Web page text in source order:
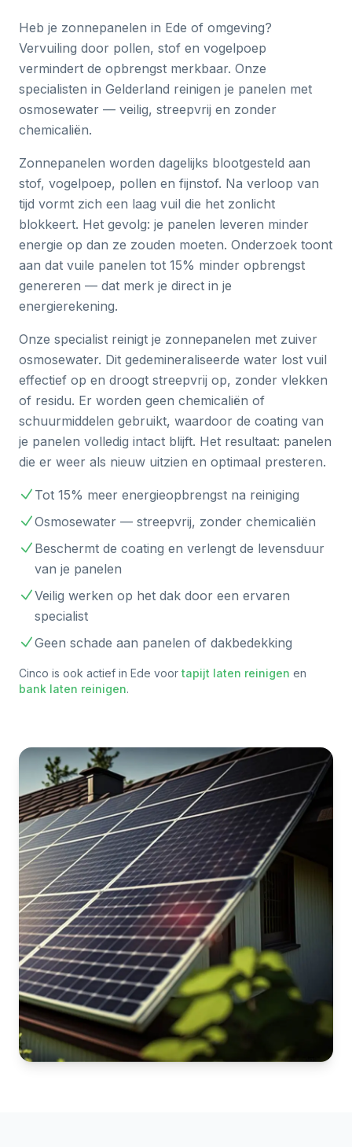
Heb je zonnepanelen in Ede of omgeving?
Vervuiling door pollen, stof en vogelpoep
vermindert de opbrengst merkbaar. Onze
specialisten in Gelderland reinigen je panelen met
osmosewater — veilig, streepvrij en zonder
chemicaliën.
Zonnepanelen worden dagelijks blootgesteld aan
stof, vogelpoep, pollen en fijnstof. Na verloop van
tijd vormt zich een laag vuil die het zonlicht
blokkeert. Het gevolg: je panelen leveren minder
energie op dan ze zouden moeten. Onderzoek toont
aan dat vuile panelen tot 15% minder opbrengst
genereren — dat merk je direct in je
energierekening.
Onze specialist reinigt je zonnepanelen met zuiver
osmosewater. Dit gedemineraliseerde water lost vuil
effectief op en droogt streepvrij op, zonder vlekken
of residu. Er worden geen chemicaliën of
schuurmiddelen gebruikt, waardoor de coating van
je panelen volledig intact blijft. Het resultaat: panelen
die er weer als nieuw uitzien en optimaal presteren.
Tot 15% meer energieopbrengst na reiniging
Osmosewater — streepvrij, zonder chemicaliën
Beschermt de coating en verlengt de levensduur
van je panelen
Veilig werken op het dak door een ervaren
specialist
Geen schade aan panelen of dakbedekking
Cinco is ook actief in Ede voor tapijt laten reinigen en
bank laten reinigen.